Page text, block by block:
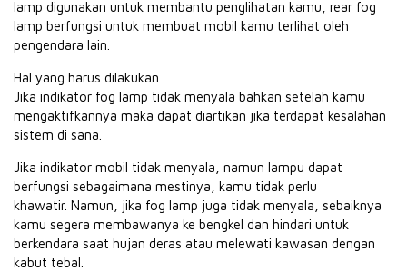
lamp digunakan untuk membantu penglihatan kamu, rear fog
lamp berfungsi untuk membuat mobil kamu terlihat oleh
pengendara lain.
Hal yang harus dilakukan
Jika indikator fog lamp tidak menyala bahkan setelah kamu
mengaktifkannya maka dapat diartikan jika terdapat kesalahan
sistem di sana.
Jika indikator mobil tidak menyala, namun lampu dapat
berfungsi sebagaimana mestinya, kamu tidak perlu
khawatir. Namun, jika fog lamp juga tidak menyala, sebaiknya
kamu segera membawanya ke bengkel dan hindari untuk
berkendara saat hujan deras atau melewati kawasan dengan
kabut tebal.